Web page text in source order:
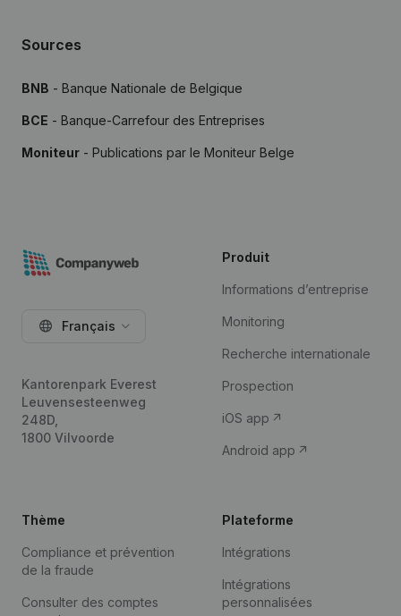
Sources
BNB - Banque Nationale de Belgique
BCE - Banque-Carrefour des Entreprises
Moniteur - Publications par le Moniteur Belge
Français
Kantorenpark Everest
Leuvensesteenweg
248D,
1800 Vilvoorde
Produit
Informations d’entreprise
Monitoring
Recherche internationale
Prospection
iOS app
Android app
Thème
Compliance et prévention
de la fraude
Consulter des comptes
Plateforme
Intégrations
Intégrations
personnalisées